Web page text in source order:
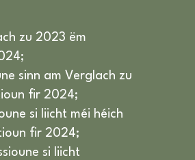
zu 2023 ëm
sinn am Verglach zu
fir 2024;
si liicht méi héich
fir 2024;
si liicht